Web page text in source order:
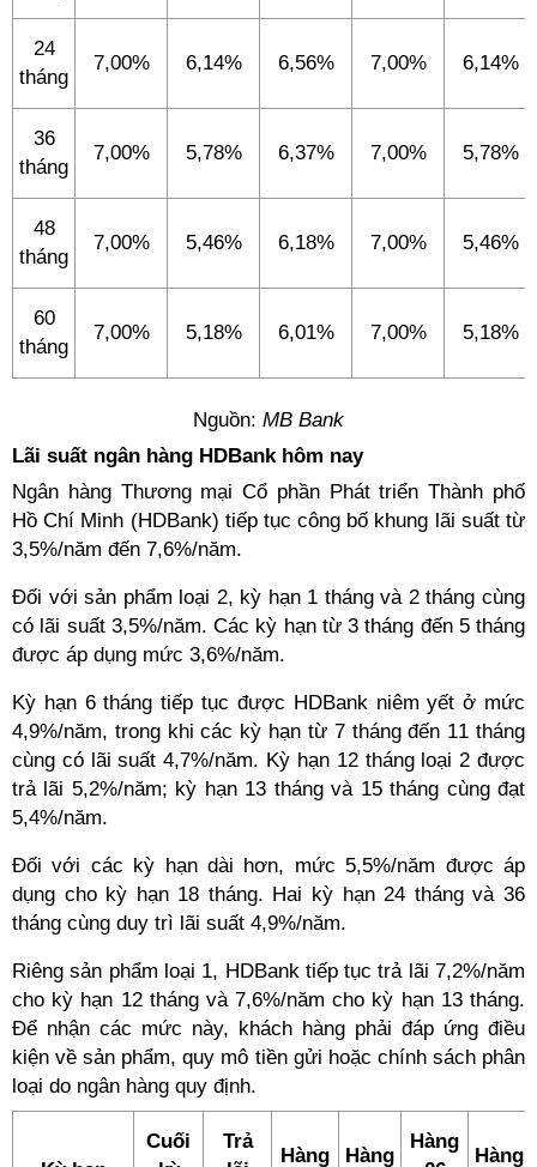
24
tháng
7,00% 6,14% 6,56% 7,00% 6,14%
36
tháng
7,00% 5,78% 6,37% 7,00% 5,78%
48
tháng
7,00% 5,46% 6,18% 7,00% 5,46%
60
tháng
7,00% 5,18% 6,01% 7,00% 5,18%
Nguồn: MB Bank
Lãi suất ngân hàng HDBank hôm nay
Ngân hàng Thương mại Cổ phần Phát triển Thành phố
Hồ Chí Minh (HDBank) tiếp tục công bố khung lãi suất từ
3,5%/năm đến 7,6%/năm.
Đối với sản phẩm loại 2, kỳ hạn 1 tháng và 2 tháng cùng
có lãi suất 3,5%/năm. Các kỳ hạn từ 3 tháng đến 5 tháng
được áp dụng mức 3,6%/năm.
Kỳ hạn 6 tháng tiếp tục được HDBank niêm yết ở mức
4,9%/năm, trong khi các kỳ hạn từ 7 tháng đến 11 tháng
cùng có lãi suất 4,7%/năm. Kỳ hạn 12 tháng loại 2 được
trả lãi 5,2%/năm; kỳ hạn 13 tháng và 15 tháng cùng đạt
5,4%/năm.
Đối với các kỳ hạn dài hơn, mức 5,5%/năm được áp
dụng cho kỳ hạn 18 tháng. Hai kỳ hạn 24 tháng và 36
tháng cùng duy trì lãi suất 4,9%/năm.
Riêng sản phẩm loại 1, HDBank tiếp tục trả lãi 7,2%/năm
cho kỳ hạn 12 tháng và 7,6%/năm cho kỳ hạn 13 tháng.
Để nhận các mức này, khách hàng phải đáp ứng điều
kiện về sản phẩm, quy mô tiền gửi hoặc chính sách phân
loại do ngân hàng quy định.
Cuối
Trả
Hàng Hàng
Hàng
Hàng